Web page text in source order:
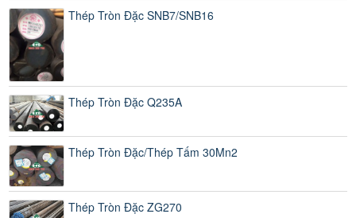
Thép Tròn Đặc SNB7/SNB16
Thép Tròn Đặc Q235A
Thép Tròn Đặc/Thép Tấm 30Mn2
Thép Tròn Đặc ZG270